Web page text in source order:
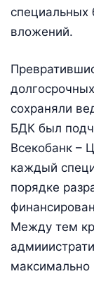
специальных
вложений.
сохраняли
БДК был
Всекобанк –
каждый
порядке
Между тем
максимально